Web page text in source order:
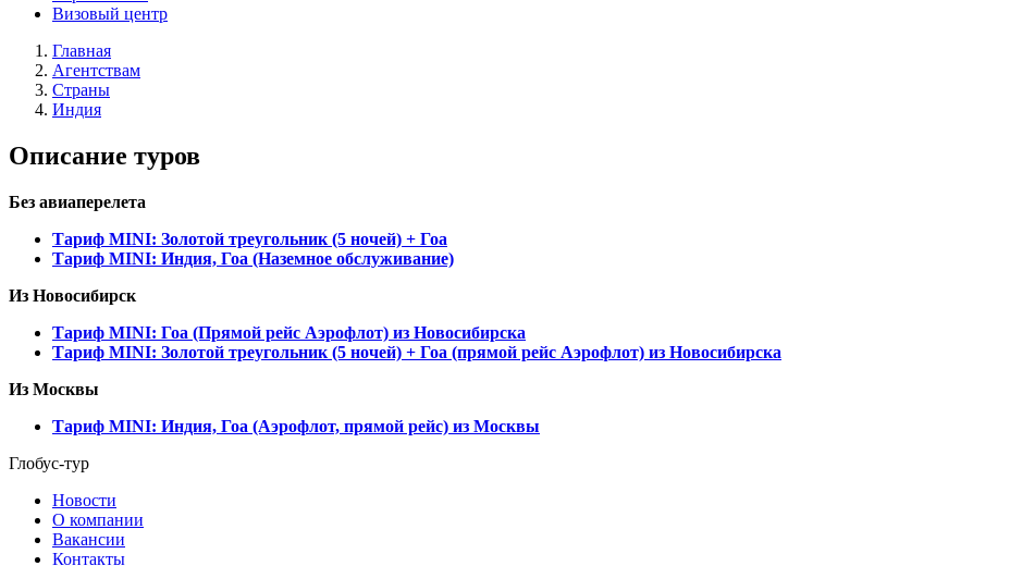
Визовый центр
Главная
Агентствам
Страны
Индия
Описание туров
Без авиаперелета
Тариф MINI: Золотой треугольник (5 ночей) + Гоа
Тариф MINI: Индия, Гоа (Наземное обслуживание)
Из Новосибирск
Тариф MINI: Гоа (Прямой рейс Аэрофлот) из Новосибирска
Тариф MINI: Золотой треугольник (5 ночей) + Гоа (прямой рейс Аэрофлот) из Новосибирска
Из Москвы
Тариф MINI: Индия, Гоа (Аэрофлот, прямой рейс) из Москвы
Глобус-тур
Новости
О компании
Вакансии
Контакты